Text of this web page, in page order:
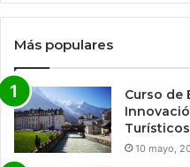
Más populares
Curso de
Turísticos
10 mayo,